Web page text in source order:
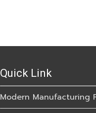
Quick Link
Modern Manufacturing